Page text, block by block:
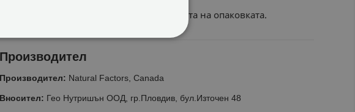
Маркирани на етикета на опаковката.
Производител
Производител: Natural Factors, Canada
Вносител: Гео Нутришън ООД, гр.Пловдив, бул.Източен 48
ФУНКЦИОНАЛНИ